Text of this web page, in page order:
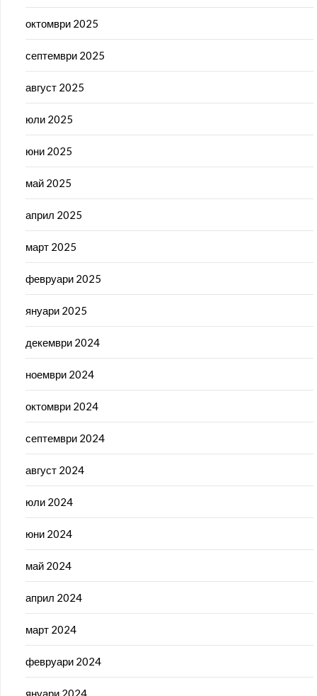
октомври 2025
септември 2025
август 2025
юли 2025
юни 2025
май 2025
април 2025
март 2025
февруари 2025
януари 2025
декември 2024
ноември 2024
октомври 2024
септември 2024
август 2024
юли 2024
юни 2024
май 2024
април 2024
март 2024
февруари 2024
януари 2024